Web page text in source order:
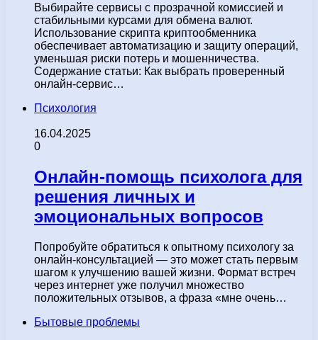
Выбирайте сервисы с прозрачной комиссией и
стабильными курсами для обмена валют.
Использование скрипта криптообменника
обеспечивает автоматизацию и защиту операций,
уменьшая риски потерь и мошенничества.
Содержание статьи: Как выбрать проверенный
онлайн-сервис…
Психология
16.04.2025
0
Онлайн-помощь психолога для
решения личных и
эмоциональных вопросов
Попробуйте обратиться к опытному психологу за
онлайн-консультацией — это может стать первым
шагом к улучшению вашей жизни. Формат встреч
через интернет уже получил множество
положительных отзывов, а фраза «мне очень…
Бытовые проблемы